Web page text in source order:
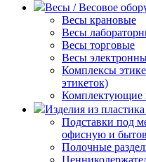
Весы / Весовое
Весы крановые
Весы
Весы торговые
Весы
Комплексы
этикеток)
Комплектующие
Изделия из
Подставки под
офисную и
Полочные